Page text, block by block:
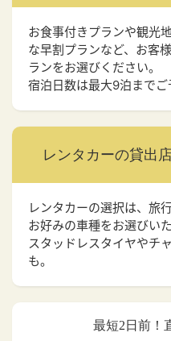
お食事付きプランや観光
な早割プランなど、お客
ランをお選びください。
宿泊日数は最大9泊までご
レンタカーの貸出
レンタカーの選択は、旅
お好みの車種をお選びいた
スタッドレスタイヤやチ
も。
最短2日前！